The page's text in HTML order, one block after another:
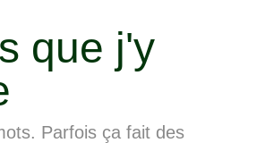
que j'y
Parfois ça fait des